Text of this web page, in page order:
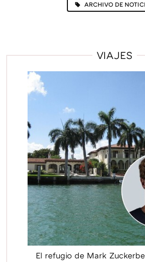
ARCHIVO DE
VIAJES
El refugio de Mark